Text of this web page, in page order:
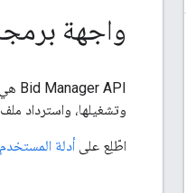
واجهة
Bid Manager API هي واجهة آلية
وتشغيلها، واسترداد ملف
اطّلِع علىأدلة المستخدم